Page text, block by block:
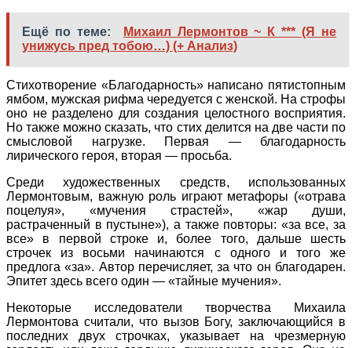
Ещё по теме:
Михаил Лермонтов ~ К *** (Я не
унижусь пред тобою…) (+ Анализ)
Стихотворение «Благодарность» написано пятистопным
ямбом, мужская рифма чередуется с женской. На строфы
оно не разделено для создания целостного восприятия.
Но также можно сказать, что стих делится на две части по
смысловой нагрузке. Первая — благодарность
лирического героя, вторая — просьба.
Среди художественных средств, использованных
Лермонтовым, важную роль играют метафоры («отрава
поцелуя», «мучения страстей», «жар души,
растраченный в пустыне»), а также повторы: «за все, за
все» в первой строке и, более того, дальше шесть
строчек из восьми начинаются с одного и того же
предлога «за». Автор перечисляет, за что он благодарен.
Эпитет здесь всего один — «тайные мучения».
Некоторые исследователи творчества Михаила
Лермонтова считали, что вызов Богу, заключающийся в
последних двух строчках, указывает на чрезмерную